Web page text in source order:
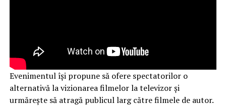
Evenimentul își propune să ofere spectatorilor o
alternativă la vizionarea filmelor la televizor și
urmărește să atragă publicul larg către filmele de autor.